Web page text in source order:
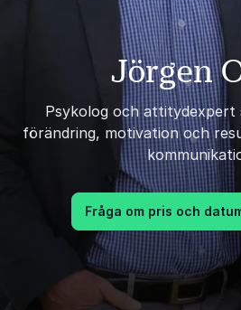
Jörgen
Psykolog och attitydexpert
förändring, motivation och
Fråga om pris och